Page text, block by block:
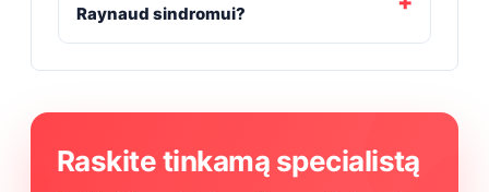
Raynaud sindromui?
Raskite tinkamą specialistą